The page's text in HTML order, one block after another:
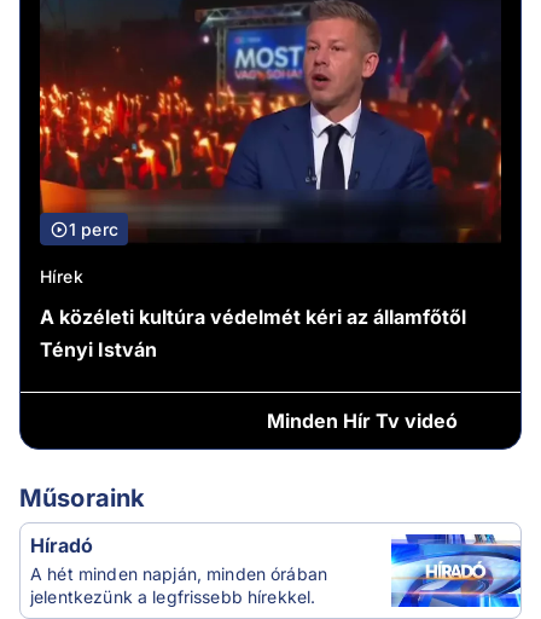
1 perc
Hírek
A közéleti kultúra védelmét kéri az államfőtől
Tényi István
Minden Hír Tv videó
Műsoraink
Híradó
A hét minden napján, minden órában
jelentkezünk a legfrissebb hírekkel.